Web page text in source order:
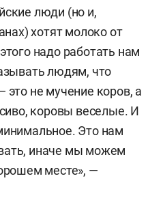
люди (но и,
хотят молоко от
надо работать нам
людям, что
это не мучение коров, а
коровы веселые. И
Это нам
иначе мы можем
месте», —